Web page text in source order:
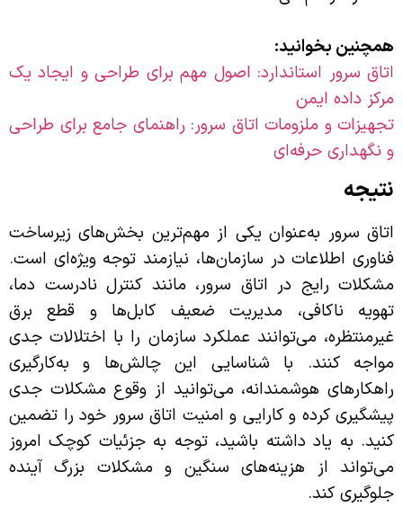
همچنین بخوانید:
اتاق سرور استاندارد: اصول مهم برای طراحی و ایجاد یک
مرکز داده ایمن
تجهیزات و ملزومات اتاق سرور: راهنمای جامع برای طراحی
و نگهداری حرفه‌ای
نتیجه
اتاق سرور به‌عنوان یکی از مهم‌ترین بخش‌های زیرساخت
فناوری اطلاعات در سازمان‌ها، نیازمند توجه ویژه‌ای است.
مشکلات رایج در اتاق سرور، مانند کنترل نادرست دما،
تهویه ناکافی، مدیریت ضعیف کابل‌ها و قطع برق
غیرمنتظره، می‌توانند عملکرد سازمان را با اختلالات جدی
مواجه کنند. با شناسایی این چالش‌ها و به‌کارگیری
راهکارهای هوشمندانه، می‌توانید از وقوع مشکلات جدی
پیشگیری کرده و کارایی و امنیت اتاق سرور خود را تضمین
کنید. به یاد داشته باشید، توجه به جزئیات کوچک امروز
می‌تواند از هزینه‌های سنگین و مشکلات بزرگ آینده
جلوگیری کند.